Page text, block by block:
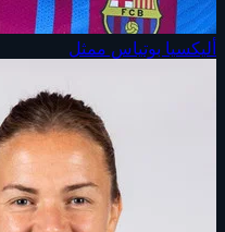
أليكسيا بوتياس ممثل